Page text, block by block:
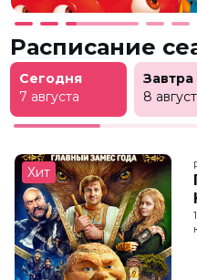
Расписание
Сегодня
7 августа
Завтра
8
Хит